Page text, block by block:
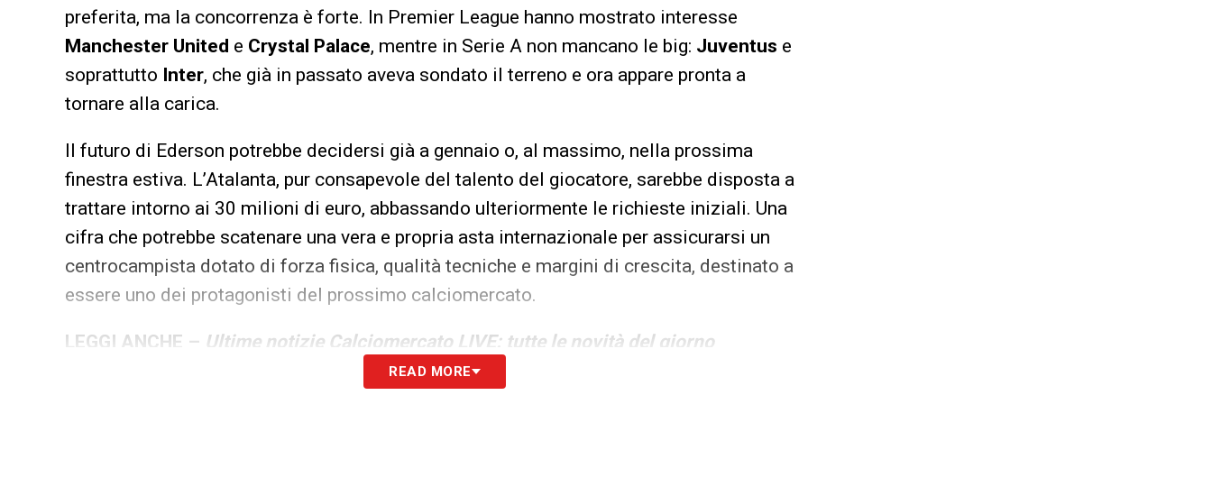
preferita, ma la concorrenza è forte. In Premier League hanno mostrato interesse
Manchester United e Crystal Palace, mentre in Serie A non mancano le big: Juventus e
soprattutto Inter, che già in passato aveva sondato il terreno e ora appare pronta a
tornare alla carica.
Il futuro di Ederson potrebbe decidersi già a gennaio o, al massimo, nella prossima
finestra estiva. L’Atalanta, pur consapevole del talento del giocatore, sarebbe disposta a
trattare intorno ai 30 milioni di euro, abbassando ulteriormente le richieste iniziali. Una
cifra che potrebbe scatenare una vera e propria asta internazionale per assicurarsi un
centrocampista dotato di forza fisica, qualità tecniche e margini di crescita, destinato a
essere uno dei protagonisti del prossimo calciomercato.
LEGGI ANCHE – Ultime notizie Calciomercato LIVE: tutte le novità del giorno
READ MORE